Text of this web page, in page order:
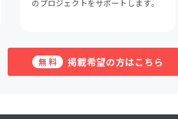
のプロジェクトをサポートします。
無料 掲載希望の方はこちら